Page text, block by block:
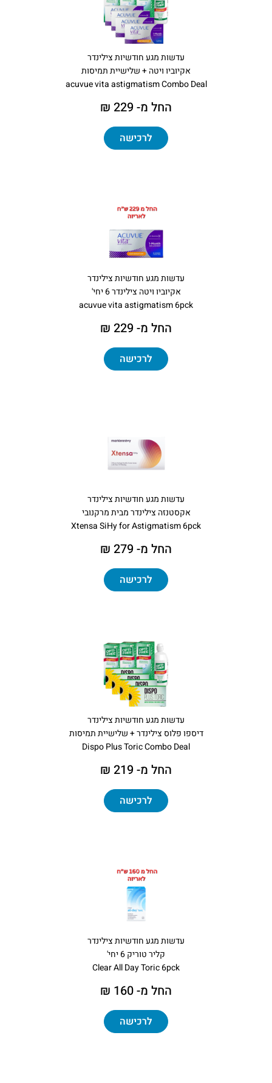
עדשות מגע חודשיות צילינדר
אקיוביו ויטה + שלישיית תמיסות
acuvue vita astigmatism Combo Deal
החל מ- 229 ₪
לרכישה
עדשות מגע חודשיות צילינדר
אקיוביו ויטה צילינדר 6 יחי'
acuvue vita astigmatism 6pck
החל מ- 229 ₪
לרכישה
עדשות מגע חודשיות צילינדר
אקסטנזה צילינדר מבית מרקנובי
​Xtensa SiHy for Astigmatism 6pck
החל מ- 279 ₪
לרכישה
עדשות מגע חודשיות צילינדר
דיספו פלוס צילינדר + שלישיית תמיסות
Dispo Plus Toric Combo Deal
החל מ- 219 ₪
לרכישה
עדשות מגע חודשיות צילינדר
קליר טוריק 6 יחי'
Clear All Day Toric 6pck
החל מ- 160 ₪
לרכישה